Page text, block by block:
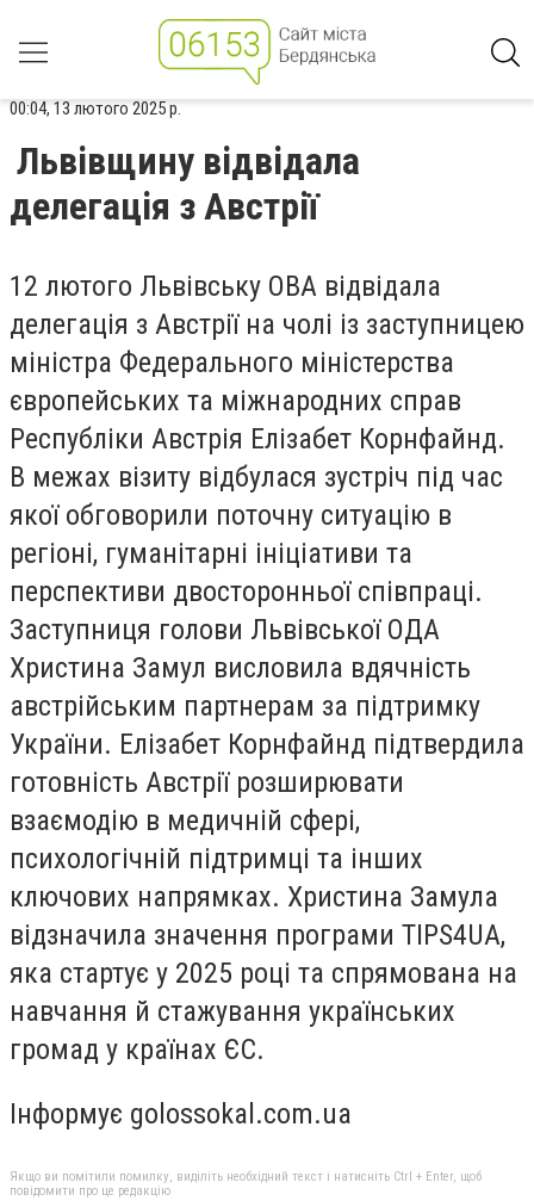
00:04, 13 лютого 2025 р.
Львівщину відвідала
делегація з Австрії
12 лютого Львівську ОВА відвідала
делегація з Австрії на чолі із заступницею
міністра Федерального міністерства
європейських та міжнародних справ
Республіки Австрія Елізабет Корнфайнд.
В межах візиту відбулася зустріч під час
якої обговорили поточну ситуацію в
регіоні, гуманітарні ініціативи та
перспективи двосторонньої співпраці.
Заступниця голови Львівської ОДА
Христина Замул висловила вдячність
австрійським партнерам за підтримку
України. Елізабет Корнфайнд підтвердила
готовність Австрії розширювати
взаємодію в медичній сфері,
психологічній підтримці та інших
ключових напрямках. Христина Замула
відзначила значення програми TIPS4UA,
яка стартує у 2025 році та спрямована на
навчання й стажування українських
громад у країнах ЄС.
Інформує golossokal.com.ua
Якщо ви помітили помилку, виділіть необхідний текст і натисніть Ctrl + Enter, щоб
повідомити про це редакцію